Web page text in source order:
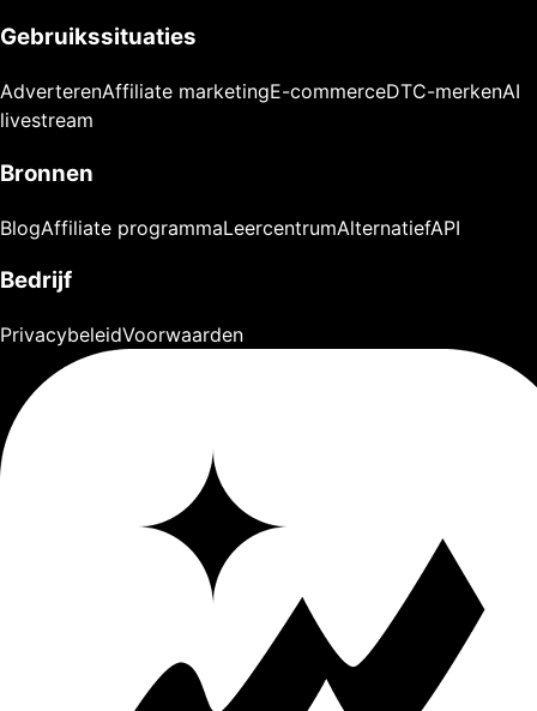
Gebruikssituaties
AdverterenAffiliate marketingE-commerceDTC-merkenAI
livestream
Bronnen
BlogAffiliate programmaLeercentrumAlternatiefAPI
Bedrijf
PrivacybeleidVoorwaarden